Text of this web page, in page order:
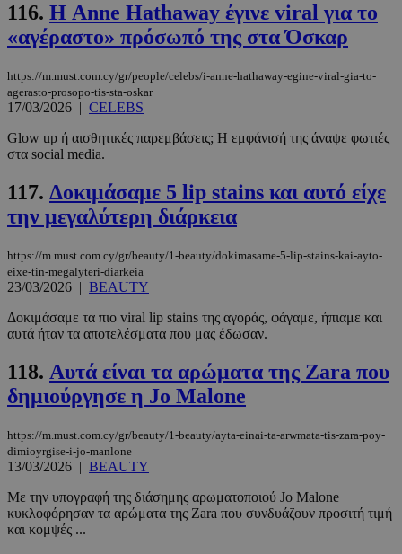
116. Η Anne Hathaway έγινε viral για το
«αγέραστο» πρόσωπό της στα Όσκαρ
https://m.must.com.cy/gr/people/celebs/i-anne-hathaway-egine-viral-gia-to-
agerasto-prosopo-tis-sta-oskar
17/03/2026 | CELEBS
Glow up ή αισθητικές παρεμβάσεις; Η εμφάνισή της άναψε φωτιές
στα social media.
117. Δοκιμάσαμε 5 lip stains και αυτό είχε
την μεγαλύτερη διάρκεια
https://m.must.com.cy/gr/beauty/1-beauty/dokimasame-5-lip-stains-kai-ayto-
eixe-tin-megalyteri-diarkeia
23/03/2026 | BEAUTY
Δοκιμάσαμε τα πιο viral lip stains της αγοράς, φάγαμε, ήπιαμε και
αυτά ήταν τα αποτελέσματα που μας έδωσαν.
118. Αυτά είναι τα αρώματα της Zara που
δημιούργησε η Jo Malone
https://m.must.com.cy/gr/beauty/1-beauty/ayta-einai-ta-arwmata-tis-zara-poy-
dimioyrgise-i-jo-manlone
13/03/2026 | BEAUTY
Με την υπογραφή της διάσημης αρωματοποιού Jo Malone
κυκλοφόρησαν τα αρώματα της Zara που συνδυάζουν προσιτή τιμή
και κομψές ...
m.must.com.cy